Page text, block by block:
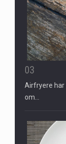
03
Airfryere har
om…